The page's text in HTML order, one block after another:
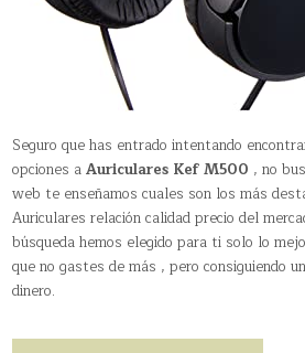
Seguro que has entrado intentando
opciones aAuriculares Kef M500 , no
web te enseñamos cuales son los más
Auriculares relación calidad precio del
búsqueda hemos elegido para ti solo lo
que no gastes de más , pero consiguiendo
dinero.